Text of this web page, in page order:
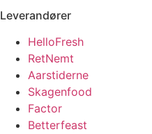
Leverandører
HelloFresh
RetNemt
Aarstiderne
Skagenfood
Factor
Betterfeast